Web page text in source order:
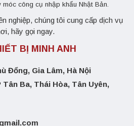
công cụ nhập khẩu Nhật Bản.
nghiệp, chúng tôi cung cấp dịch vụ
hãy gọi ngay.
BỊ MINH ANH
Đổng, Gia Lâm, Hà Nội
Tân Ba, Thái Hòa, Tân Uyên,